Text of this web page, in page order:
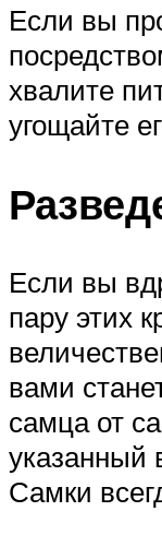
Если вы
хвалите
угощайте
Если вы
пару этих
вами
самца от
указанный
Самки